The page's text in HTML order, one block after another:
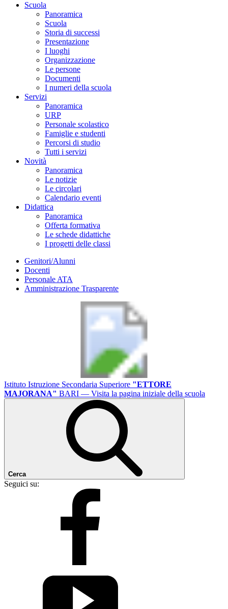
Scuola
Panoramica
Scuola
Storia di successi
Presentazione
I luoghi
Organizzazione
Le persone
Documenti
I numeri della scuola
Servizi
Panoramica
URP
Personale scolastico
Famiglie e studenti
Percorsi di studio
Tutti i servizi
Novità
Panoramica
Le notizie
Le circolari
Calendario eventi
Didattica
Panoramica
Offerta formativa
Le schede didattiche
I progetti delle classi
Genitori/Alunni
Docenti
Personale ATA
Amministrazione Trasparente
Istituto Istruzione Secondaria Superiore "ETTORE
MAJORANA" BARI — Visita la pagina iniziale della scuola
Cerca
Seguici su: